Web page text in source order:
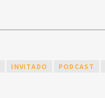
INVITADO PODCAST